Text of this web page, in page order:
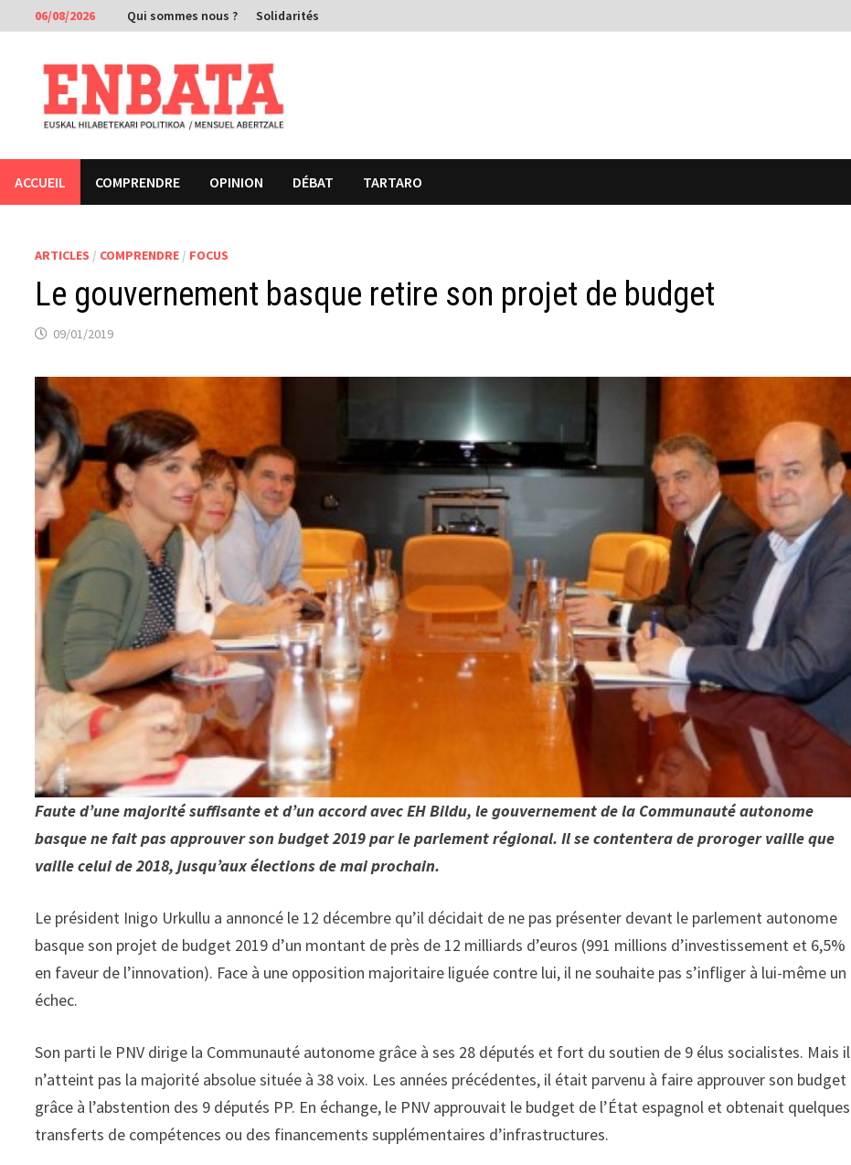
Passer
au
contenu
06/08/2026 Qui sommes nous ? Solidarités
ACCUEIL COMPRENDRE OPINION DÉBAT TARTARO
ARTICLES / COMPRENDRE / FOCUS
Le gouvernement basque retire son projet de budget
09/01/2019
Faute d’une majorité suffisante et d’un accord avec EH Bildu, le gouvernement de la Communauté autonome
basque ne fait pas approuver son budget 2019 par le parlement régional. Il se contentera de proroger vaille que
vaille celui de 2018, jusqu’aux élections de mai prochain.
Le président Inigo Urkullu a annoncé le 12 décembre qu’il décidait de ne pas présenter devant le parlement autonome
basque son projet de budget 2019 d’un montant de près de 12 milliards d’euros (991 millions d’investissement et 6,5%
en faveur de l’innovation). Face à une opposition majoritaire liguée contre lui, il ne souhaite pas s’infliger à lui-même un
échec.
Son parti le PNV dirige la Communauté autonome grâce à ses 28 députés et fort du soutien de 9 élus socialistes. Mais il
n’atteint pas la majorité absolue située à 38 voix. Les années précédentes, il était parvenu à faire approuver son budget
grâce à l’abstention des 9 députés PP. En échange, le PNV approuvait le budget de l’État espagnol et obtenait quelques
transferts de compétences ou des financements supplémentaires d’infrastructures.